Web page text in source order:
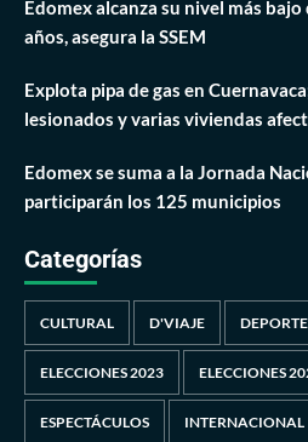
Edomex alcanza su nivel más
años, asegura la SSEM
Explota pipa de gas en
lesionados y varias viviendas
Edomex se suma a la Jornada
participarán los 125 municipios
Categorías
CULTURAL D'VIAJE
ELECCIONES 2023 ELECCIONES
ESPECTÁCULOS INTERNACIONAL